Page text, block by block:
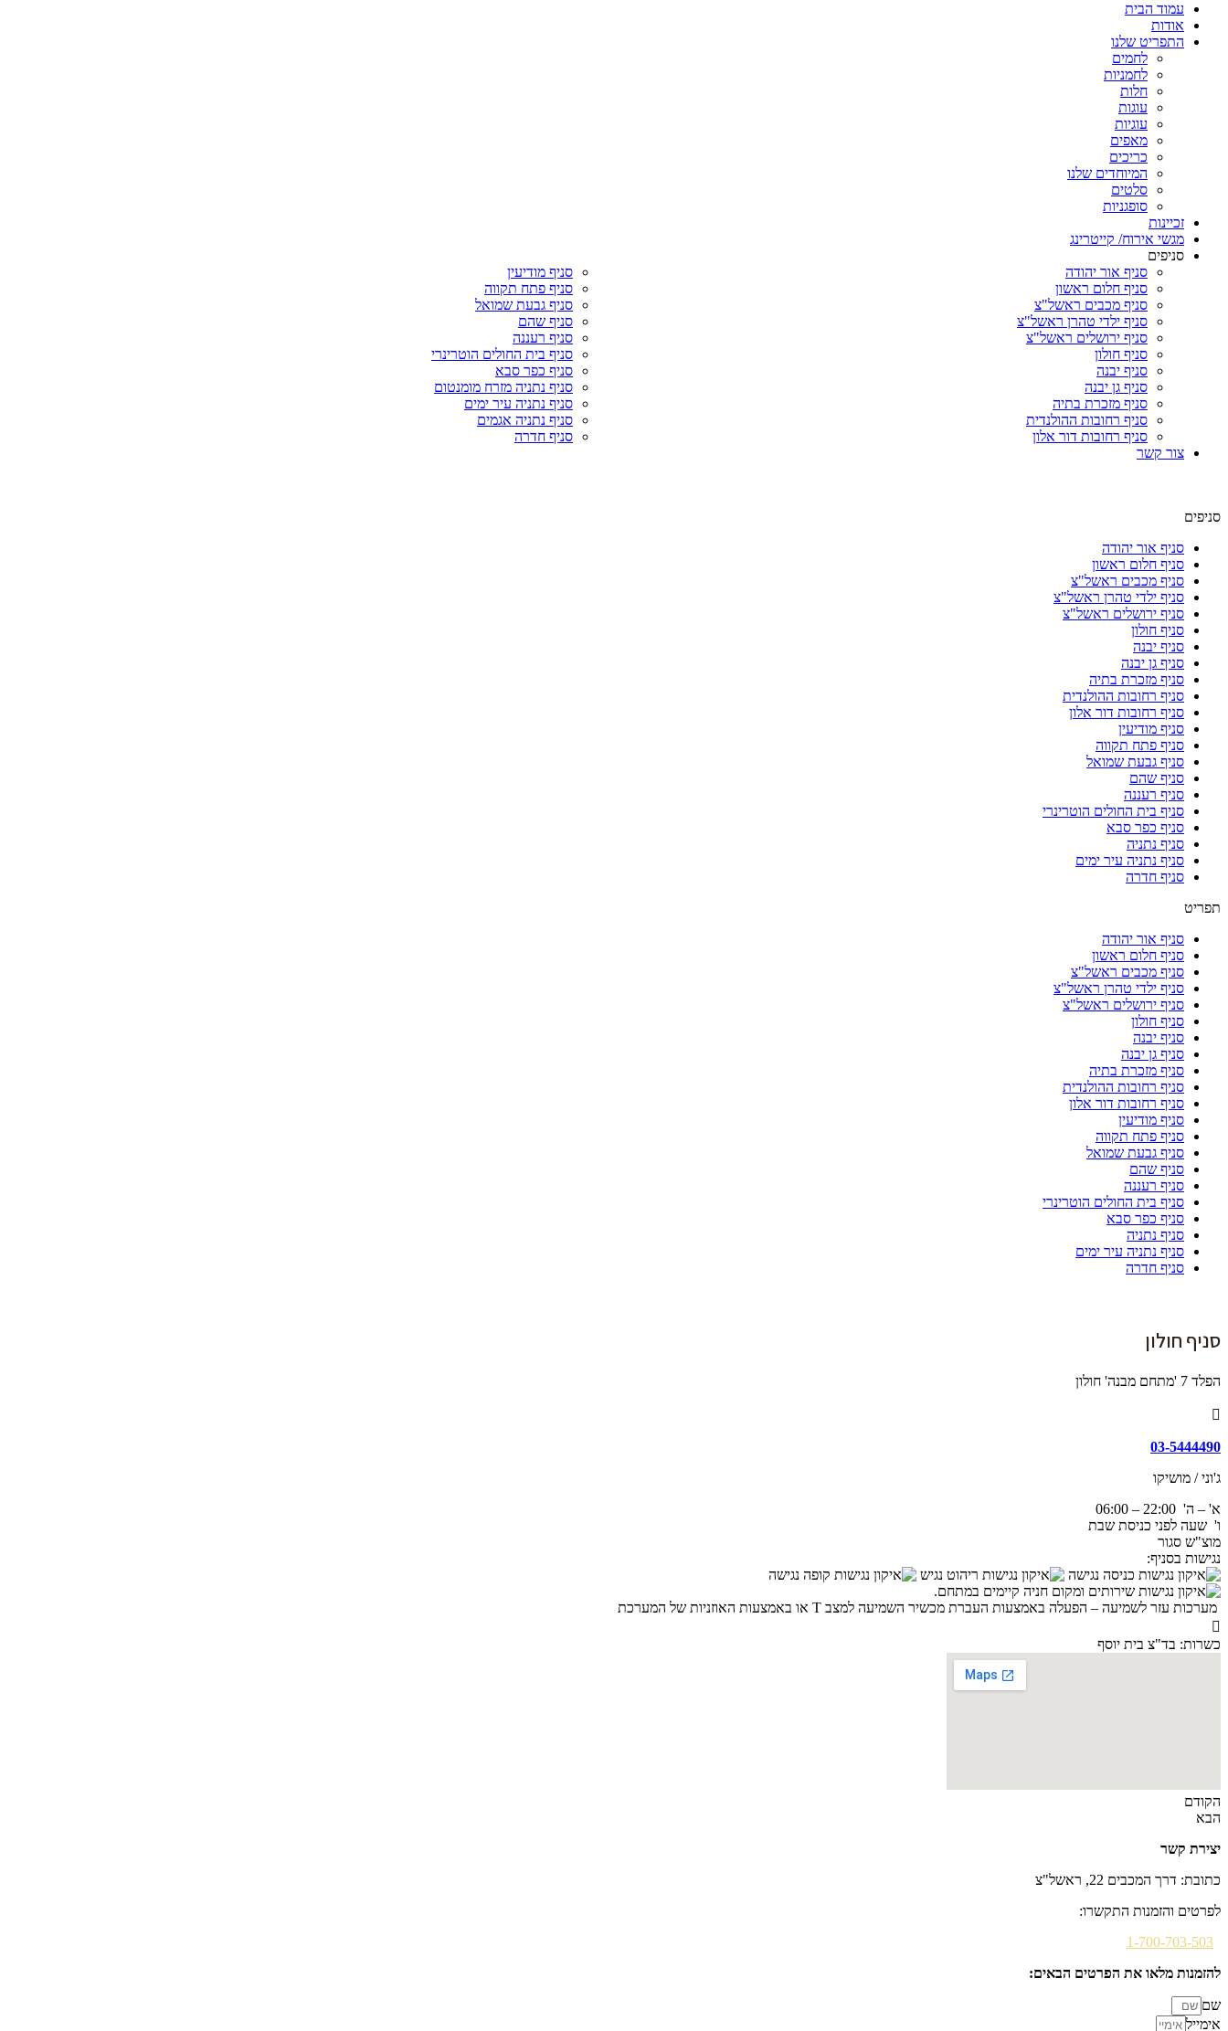
עמוד הבית
אודות
התפריט שלנו
לחמים
לחמניות
חלות
עוגות
עוגיות
מאפים
כריכים
המיוחדים שלנו
סלטים
סופגניות
זכיינות
מגשי אירוח/ קייטרינג
סניפים
סניף אור יהודה
סניף חלום ראשון
סניף מכבים ראשל"צ
סניף ילדי טהרן ראשל"צ
סניף ירושלים ראשל"צ
סניף חולון
סניף יבנה
סניף גן יבנה
סניף מזכרת בתיה
סניף רחובות ההולנדית
סניף רחובות דור אלון
סניף מודיעין
סניף פתח תקווה
סניף גבעת שמואל
סניף שהם
סניף רעננה
סניף בית החולים הוטרינרי
סניף כפר סבא
סניף נתניה מזרח מומנטום
סניף נתניה עיר ימים
סניף נתניה אגמים
סניף חדרה
צור קשר
סניפים
סניף אור יהודה
סניף חלום ראשון
סניף מכבים ראשל"צ
סניף ילדי טהרן ראשל"צ
סניף ירושלים ראשל"צ
סניף חולון
סניף יבנה
סניף גן יבנה
סניף מזכרת בתיה
סניף רחובות ההולנדית
סניף רחובות דור אלון
סניף מודיעין
סניף פתח תקווה
סניף גבעת שמואל
סניף שהם
סניף רעננה
סניף בית החולים הוטרינרי
סניף כפר סבא
סניף נתניה
סניף נתניה עיר ימים
סניף חדרה
תפריט
סניף אור יהודה
סניף חלום ראשון
סניף מכבים ראשל"צ
סניף ילדי טהרן ראשל"צ
סניף ירושלים ראשל"צ
סניף חולון
סניף יבנה
סניף גן יבנה
סניף מזכרת בתיה
סניף רחובות ההולנדית
סניף רחובות דור אלון
סניף מודיעין
סניף פתח תקווה
סניף גבעת שמואל
סניף שהם
סניף רעננה
סניף בית החולים הוטרינרי
סניף כפר סבא
סניף נתניה
סניף נתניה עיר ימים
סניף חדרה
סניף חולון
הפלד 7 'מתחם מבנה' חולון
03-5444490
ג'וני / מושיקו
א' – ה' 22:00 – 06:00
ו' שעה לפני כניסת שבת
מוצ"ש סגור
נגישות בסניף:
כניסה נגישה
ריהוט נגיש
קופה נגישה
שירותים ומקום חניה קיימים במתחם.
מערכות עזר לשמיעה – הפעלה באמצעות העברת מכשיר השמיעה למצב T או באמצעות האוזניות של המערכת
כשרות: בד"צ בית יוסף
הקודם
הבא
יצירת קשר
כתובת: דרך המכבים 22, ראשל"צ
לפרטים והזמנות התקשרו:
1-700-703-503
להזמנות מלאו את הפרטים הבאים:
שם
אימייל